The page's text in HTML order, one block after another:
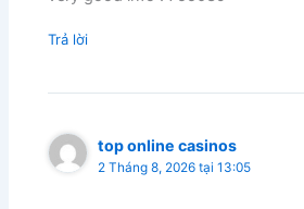
Trả lời
top online casinos
2 Tháng 8, 2026 tại 13:05